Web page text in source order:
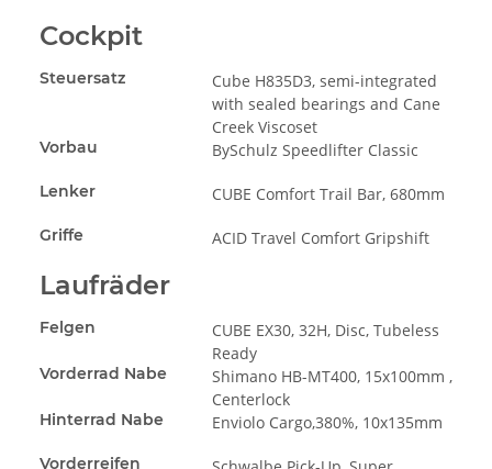
Cockpit
Steuersatz
Cube H835D3, semi-integrated
with sealed bearings and Cane
Creek Viscoset
Vorbau BySchulz Speedlifter Classic
Lenker CUBE Comfort Trail Bar, 680mm
Griffe ACID Travel Comfort Gripshift
Laufräder
Felgen
CUBE EX30, 32H, Disc, Tubeless
Ready
Vorderrad Nabe
Shimano HB-MT400, 15x100mm ,
Centerlock
Hinterrad Nabe Enviolo Cargo,380%, 10x135mm
Vorderreifen